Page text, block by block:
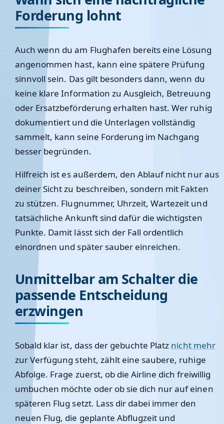
Forderung lohnt
Auch wenn du am Flughafen bereits eine Lösung
angenommen hast, kann eine spätere Prüfung
sinnvoll sein. Das gilt besonders dann, wenn du
keine klare Information zu Ausgleich, Betreuung
oder Ersatzbeförderung erhalten hast. Wer ruhig
dokumentiert und die Unterlagen vollständig
sammelt, kann seine Forderung im Nachgang
besser begründen.
Hilfreich ist es außerdem, den Ablauf nicht nur aus
deiner Sicht zu beschreiben, sondern mit Fakten
zu stützen. Flugnummer, Uhrzeit, Wartezeit und
tatsächliche Ankunft sind dafür die wichtigsten
Punkte. Damit lässt sich der Fall ordentlich
einordnen und später sauber einreichen.
Unmittelbar am Schalter die
passende Entscheidung
erzwingen
Sobald klar ist, dass der gebuchte Platz nicht mehr
zur Verfügung steht, zählt eine saubere, ruhige
Abfolge. Frage zuerst, ob die Airline dich freiwillig
umbuchen möchte oder ob sie dich nur auf einen
späteren Flug setzt. Lass dir dabei immer den
neuen Flug, die geplante Abflugzeit und